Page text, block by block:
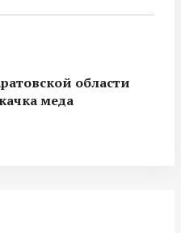
области
меда